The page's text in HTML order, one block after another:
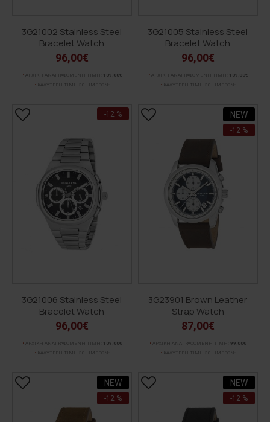
3G21002 Stainless Steel
Bracelet Watch
96,00€
ΑΡΧΙΚΗ ΑΝΑΓΡΑΦΟΜΕΝΗ ΤΙΜΗ:
109,00€
ΚΑΛΥΤΕΡΗ ΤΙΜΗ 30 ΗΜΕΡΩΝ:
3G21005 Stainless Steel
Bracelet Watch
96,00€
ΑΡΧΙΚΗ ΑΝΑΓΡΑΦΟΜΕΝΗ ΤΙΜΗ:
109,00€
ΚΑΛΥΤΕΡΗ ΤΙΜΗ 30 ΗΜΕΡΩΝ:
-12 %
3G21006 Stainless Steel
Bracelet Watch
96,00€
ΑΡΧΙΚΗ ΑΝΑΓΡΑΦΟΜΕΝΗ ΤΙΜΗ:
109,00€
ΚΑΛΥΤΕΡΗ ΤΙΜΗ 30 ΗΜΕΡΩΝ:
NEW
-12 %
3G23901 Brown Leather
Strap Watch
87,00€
ΑΡΧΙΚΗ ΑΝΑΓΡΑΦΟΜΕΝΗ ΤΙΜΗ:
99,00€
ΚΑΛΥΤΕΡΗ ΤΙΜΗ 30 ΗΜΕΡΩΝ:
NEW
-12 %
NEW
-12 %